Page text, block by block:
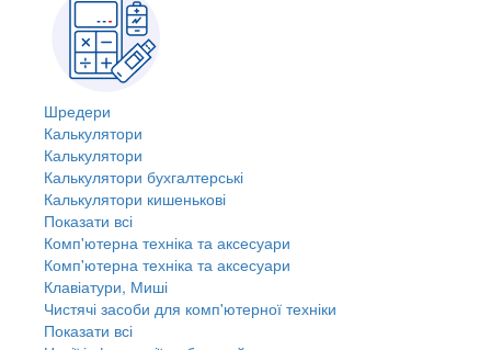
Шредери
Калькулятори
Калькулятори
Калькулятори бухгалтерські
Калькулятори кишенькові
Показати всі
Комп'ютерна техніка та аксесуари
Комп'ютерна техніка та аксесуари
Клавіатури, Миші
Чистячі засоби для комп'ютерної техніки
Показати всі